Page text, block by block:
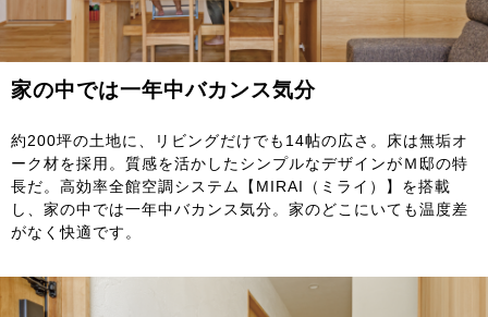
家の中では一年中バカンス気分
約200坪の土地に、リビングだけでも14帖の広さ。床は無垢オ
ーク材を採用。質感を活かしたシンプルなデザインがＭ邸の特
長だ。高効率全館空調システム【MIRAI（ミライ）】を搭載
し、家の中では一年中バカンス気分。家のどこにいても温度差
がなく快適です。